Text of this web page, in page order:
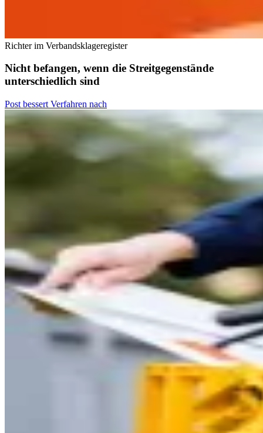
Richter im Verbandsklageregister
Nicht befangen, wenn die Streitgegenstände
unterschiedlich sind
Post bessert Verfahren nach